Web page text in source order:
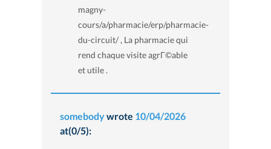
magny-
cours/a/pharmacie/erp/pharmacie-
du-circuit/ , La pharmacie qui
rend chaque visite agrГ©able
et utile .
somebodywrote 10/04/2026
at(0/5):